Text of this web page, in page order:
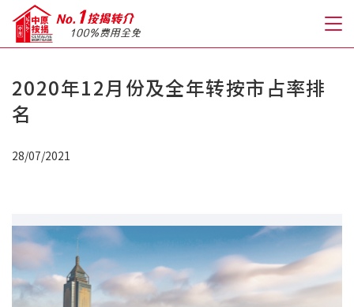
关于我们
免费开户转介服务
私人贷款
2020年12月份及全年转按市占率排
名
28/07/2021